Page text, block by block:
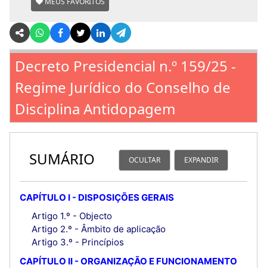
Decreto Presidencial n.º 159/25 -
Regime Jurídico do Conselho de
Disciplina Antidopagem
SUMÁRIO OCULTAR EXPANDIR
CAPÍTULO I - DISPOSIÇÕES GERAIS
Artigo 1.º - Objecto
Artigo 2.º - Âmbito de aplicação
Artigo 3.º - Princípios
CAPÍTULO II - ORGANIZAÇÃO E FUNCIONAMENTO